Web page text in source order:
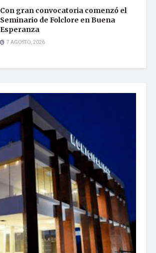
Con gran convocatoria comenzó el
Seminario de Folclore en Buena
Esperanza
7 AGOSTO, 2026